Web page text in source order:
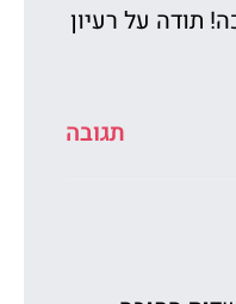
תודה על רעיון
תגובה